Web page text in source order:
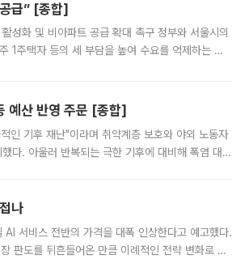
급” [종합]
성화 및 비아파트 공급 확대 촉구 정부와 서울시의
1주택자 등의 세 부담을 높여 수요를 억제하는 카
예산 반영 주문 [종합]
인 기후 재난"이라며 취약계층 보호와 야외 노동자
다. 아울러 반복되는 극한 기후에 대비해 폭염 대응
나
서비스 전반의 가격을 대폭 인상한다고 예고했다.
판도를 뒤흔들어온 만큼 이례적인 전략 변화로 평